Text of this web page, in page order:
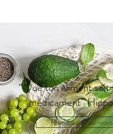
“Que ton aliment soit
médicament”
Prendre rendez-vous